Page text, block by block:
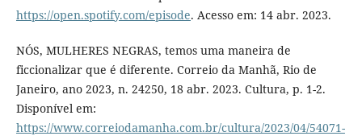
https://open.spotify.com/episode. Acesso em: 14 abr. 2023.
NÓS, MULHERES NEGRAS, temos uma maneira de
ficcionalizar que é diferente. Correio da Manhã, Rio de
Janeiro, ano 2023, n. 24250, 18 abr. 2023. Cultura, p. 1-2.
Disponível em:
https://www.correiodamanha.com.br/cultura/2023/04/54071-